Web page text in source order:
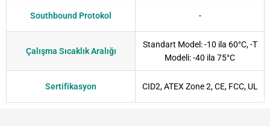
Southbound Protokol -
Çalışma Sıcaklık Aralığı
Standart Model: -10 ila 60°C, -T
Modeli: -40 ila 75°C
Sertifikasyon CID2, ATEX Zone 2, CE, FCC, UL